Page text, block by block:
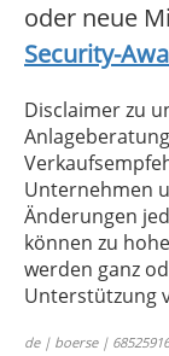
oder neue
Security-
Disclaimer zu
Unternehmen
Änderungen
können zu
werden ganz
Unterstützung
de | boerse |